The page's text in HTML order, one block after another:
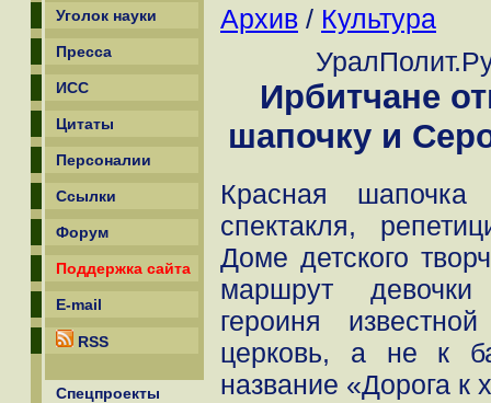
Уголок науки
Пресса
ИСС
Цитаты
Персоналии
Ссылки
Форум
Поддержка сайта
E-mail
RSS
Спецпроекты
Архив / Культура
Ирбитчане
шапочку и
Красная шапочка
спектакля,
Доме детского
маршрут
героиня
церковь, а не к
название «Дорога к